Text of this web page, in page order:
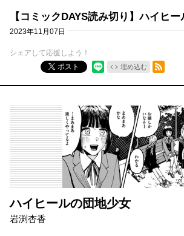
【コミックDAYS読み切り】ハイヒ
2023年11月07日
シェアして応援しよう！
ポスト
埋め込む
RSSフィード
ハイヒールの団地少女
岩渕杏香